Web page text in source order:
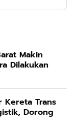
Makin
Dilakukan
Kereta Trans
Dorong